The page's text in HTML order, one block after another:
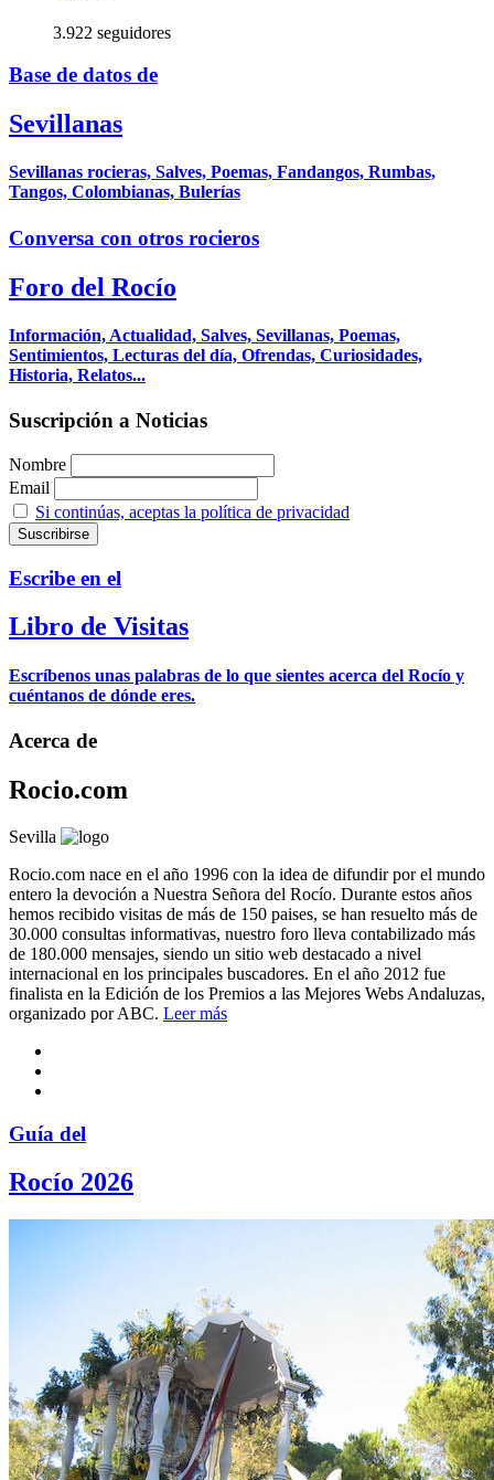
3.922 seguidores
Base de datos de
Sevillanas
Sevillanas rocieras, Salves, Poemas, Fandangos, Rumbas,
Tangos, Colombianas, Bulerías
Conversa con otros rocieros
Foro del Rocío
Información, Actualidad, Salves, Sevillanas, Poemas,
Sentimientos, Lecturas del día, Ofrendas, Curiosidades,
Historia, Relatos...
Suscripción a Noticias
Nombre
Email
Si continúas, aceptas la política de privacidad
Escribe en el
Libro de Visitas
Escríbenos unas palabras de lo que sientes acerca del Rocío y
cuéntanos de dónde eres.
Acerca de
Rocio.com
Sevilla
Rocio.com nace en el año 1996 con la idea de difundir por el mundo
entero la devoción a Nuestra Señora del Rocío. Durante estos años
hemos recibido visitas de más de 150 paises, se han resuelto más de
30.000 consultas informativas, nuestro foro lleva contabilizado más
de 180.000 mensajes, siendo un sitio web destacado a nivel
internacional en los principales buscadores. En el año 2012 fue
finalista en la Edición de los Premios a las Mejores Webs Andaluzas,
organizado por ABC. Leer más
Guía del
Rocío 2026